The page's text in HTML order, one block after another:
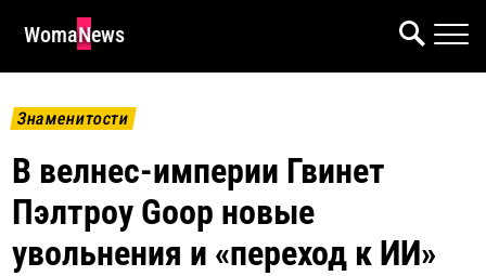
WomaNews
Знаменитости
В велнес-империи Гвинет
Пэлтроу Goop новые
увольнения и «переход к ИИ»